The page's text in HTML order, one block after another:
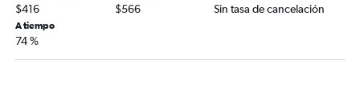
$416 $566 Sin tasa de cancelación
A tiempo
74 %